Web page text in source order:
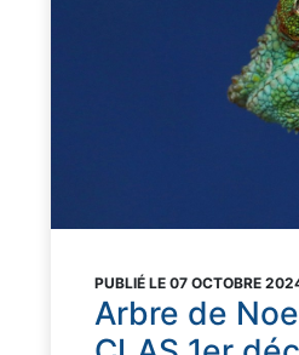
PUBLIÉ LE 07 OCTOBRE
Arbre de